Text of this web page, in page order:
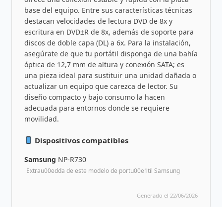
base del equipo. Entre sus características técnicas
destacan velocidades de lectura DVD de 8x y
escritura en DVD±R de 8x, además de soporte para
discos de doble capa (DL) a 6x. Para la instalación,
asegúrate de que tu portátil disponga de una bahía
óptica de 12,7 mm de altura y conexión SATA; es
una pieza ideal para sustituir una unidad dañada o
actualizar un equipo que carezca de lector. Su
diseño compacto y bajo consumo la hacen
adecuada para entornos donde se requiere
movilidad.
Dispositivos compatibles
Samsung NP-R730
Extrau00edda de este modelo de portu00e1til Samsung
Generado el 22/06/2026